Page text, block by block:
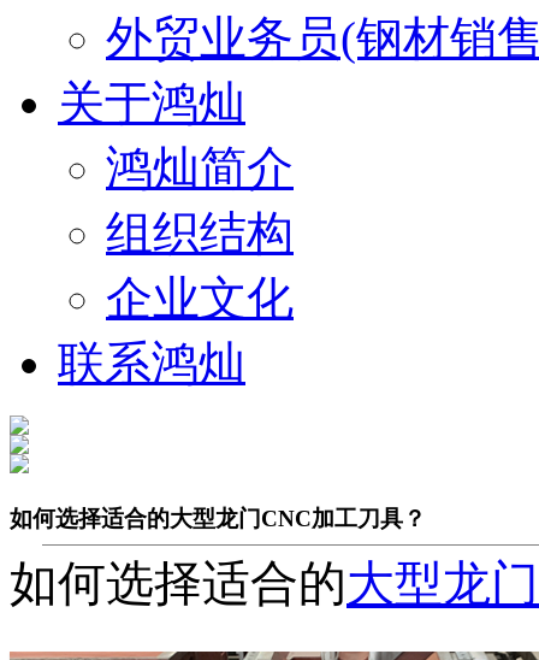
外贸业务员(钢材销
关于鸿灿
鸿灿简介
组织结构
企业文化
联系鸿灿
如何选择适合的大型龙门CNC加工刀具？
如何选择适合的大型龙